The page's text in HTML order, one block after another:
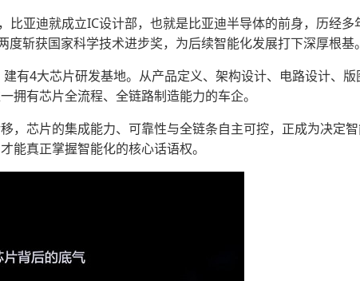
亚迪就成立IC设计部，也就是比亚迪半导体的前身，历经多
斩获国家科学技术进步奖，为后续智能化发展打下深厚根基。
有4大芯片研发基地。从产品定义、架构设计、电路设计、版
有芯片全流程、全链路制造能力的车企。
，芯片的集成能力、可靠性与全链条自主可控，正成为决定
能真正掌握智能化的核心话语权。